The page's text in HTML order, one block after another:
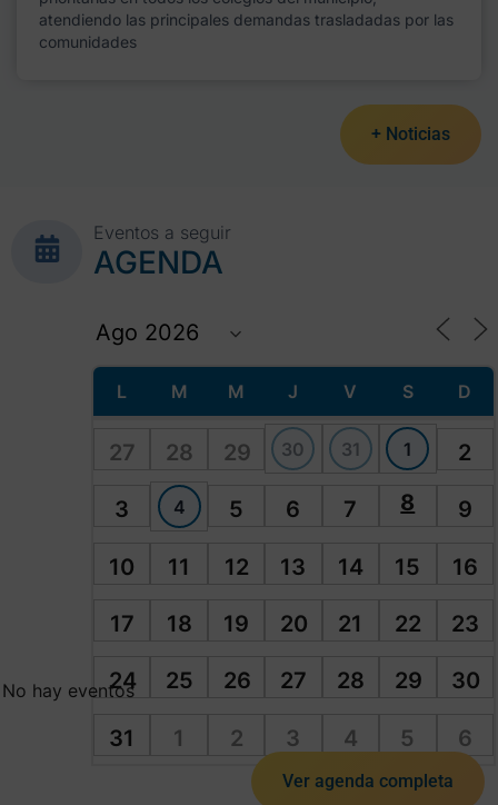
atendiendo las principales demandas trasladadas por las
comunidades
+ Noticias
Eventos a seguir
AGENDA
L M M J V S D
27 28 29 30 31 1 2
3 4 5 6 7 8 9
10 11 12 13 14 15 16
17 18 19 20 21 22 23
24 25 26 27 28 29 30
31 1 2 3 4 5 6
No hay eventos
Ver agenda completa